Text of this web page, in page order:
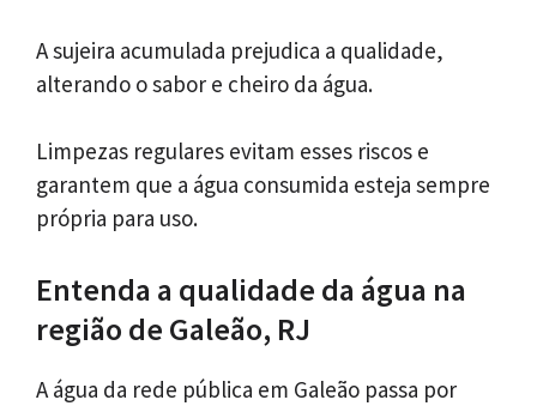
A sujeira acumulada prejudica a qualidade,
alterando o sabor e cheiro da água.
Limpezas regulares evitam esses riscos e
garantem que a água consumida esteja sempre
própria para uso.
Entenda a qualidade da água na
região de Galeão, RJ
A água da rede pública em Galeão passa por